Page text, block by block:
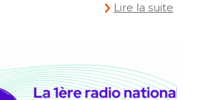
#ONEPLANET,ENGAGEMENTS
PRIX
Lire la suite